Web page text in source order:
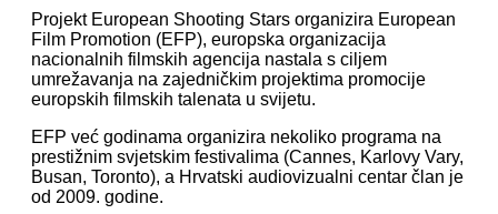
Projekt European Shooting Stars organizira European
Film Promotion (EFP), europska organizacija
nacionalnih filmskih agencija nastala s ciljem
umrežavanja na zajedničkim projektima promocije
europskih filmskih talenata u svijetu.
EFP već godinama organizira nekoliko programa na
prestižnim svjetskim festivalima (Cannes, Karlovy Vary,
Busan, Toronto), a Hrvatski audiovizualni centar član je
od 2009. godine.